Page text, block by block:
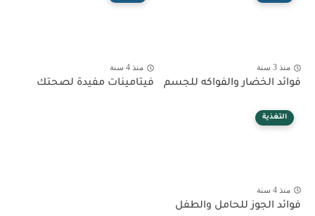
منذ 3 سنة
فوائد الخضار والفواكه للجسم
منذ 4 سنة
فيتامينات مفيدة لصحتك
التغذية
منذ 4 سنة
فوائد الجوز للحامل والطفل